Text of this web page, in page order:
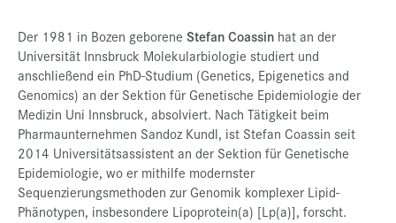
Der 1981 in Bozen geborene Stefan Coassin hat an der
Universität Innsbruck Molekularbiologie studiert und
anschließend ein PhD-Studium (Genetics, Epigenetics and
Genomics) an der Sektion für Genetische Epidemiologie der
Medizin Uni Innsbruck, absolviert. Nach Tätigkeit beim
Pharmaunternehmen Sandoz Kundl, ist Stefan Coassin seit
2014 Universitätsassistent an der Sektion für Genetische
Epidemiologie, wo er mithilfe modernster
Sequenzierungsmethoden zur Genomik komplexer Lipid-
Phänotypen, insbesondere Lipoprotein(a) [Lp(a)], forscht.